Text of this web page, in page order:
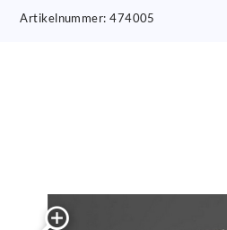
Artikelnummer:474005